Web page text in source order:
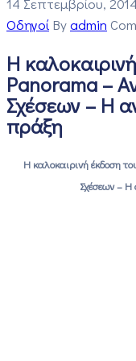
Οδηγοί Byadmin
Η
Panorama –
Σχέσεων – Η
πράξη
Η καλοκαιρινή έκδοση
Σχέσεων –